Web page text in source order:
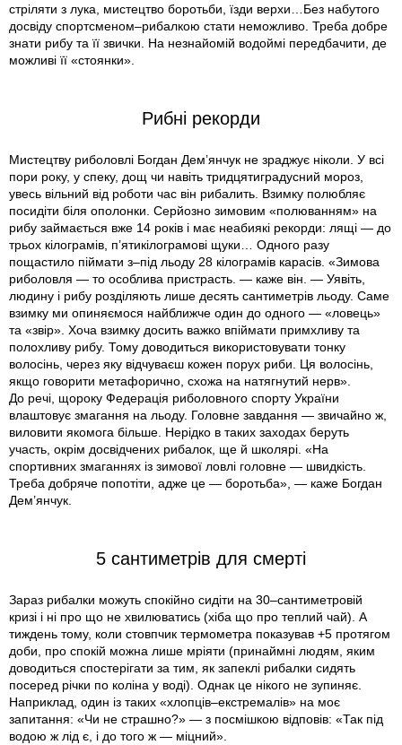
стріляти з лука, мистецтво боротьби, їзди верхи…Без набутого
досвіду спортсменом–рибалкою стати неможливо. Треба добре
знати рибу та її звички. На незнайомій водоймі передбачити, де
можливі її «стоянки».
Рибні рекорди
Мистецтву риболовлі Богдан Дем’янчук не зраджує ніколи. У всі
пори року, у спеку, дощ чи навіть тридцятиградусний мороз,
увесь вільний від роботи час він рибалить. Взимку полюбляє
посидіти біля ополонки. Серйозно зимовим «полюванням» на
рибу займається вже 14 років і має неабиякі рекорди: лящі — до
трьох кілограмів, п’ятикілограмові щуки… Одного разу
пощастило піймати з–під льоду 28 кілограмів карасів. «Зимова
риболовля — то особлива пристрасть. — каже він. — Уявіть,
людину і рибу розділяють лише десять сантиметрів льоду. Саме
взимку ми опиняємося найближче один до одного — «ловець»
та «звір». Хоча взимку досить важко впіймати примхливу та
полохливу рибу. Тому доводиться використовувати тонку
волосінь, через яку відчуваєш кожен порух риби. Ця волосінь,
якщо говорити метафорично, схожа на натягнутий нерв».
До речі, щороку Федерація риболовного спорту України
влаштовує змагання на льоду. Головне завдання — звичайно ж,
виловити якомога більше. Нерідко в таких заходах беруть
участь, окрім досвідчених рибалок, ще й школярі. «На
спортивних змаганнях із зимової ловлі головне — швидкість.
Треба добряче попотіти, адже це — боротьба», — каже Богдан
Дем’янчук.
5 сантиметрів для смерті
Зараз рибалки можуть спокійно сидіти на 30–сантиметровій
кризі і ні про що не хвилюватись (хіба що про теплий чай). А
тиждень тому, коли стовпчик термометра показував +5 протягом
доби, про спокій можна лише мріяти (принаймні людям, яким
доводиться спостерігати за тим, як запеклі рибалки сидять
посеред річки по коліна у воді). Однак це нікого не зупиняє.
Наприклад, один із таких «хлопців–екстремалів» на моє
запитання: «Чи не страшно?» — з посмішкою відповів: «Так під
водою ж лід є, і до того ж — міцний».